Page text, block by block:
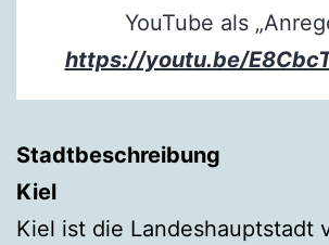
YouTube als
https://youtu.be/
Stadtbeschreibung
Kiel
Kiel ist die Landeshauptstadt